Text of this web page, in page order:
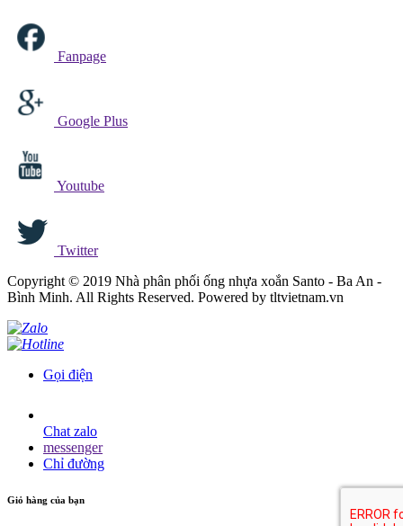
Fanpage
Google Plus
Youtube
Twitter
Copyright © 2019 Nhà phân phối ống nhựa xoắn Santo - Ba An -
Bình Minh. All Rights Reserved. Powered by tltvietnam.vn
Gọi điện
Chat zalo
messenger
Chỉ đường
Giỏ hàng của bạn